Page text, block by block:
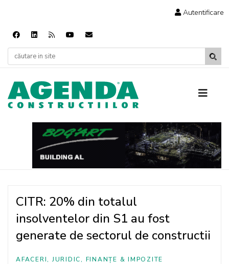
Autentificare
CITR: 20% din totalul
insolventelor din S1 au fost
generate de sectorul de constructii
AFACERI, JURIDIC, FINANȚE & IMPOZITE